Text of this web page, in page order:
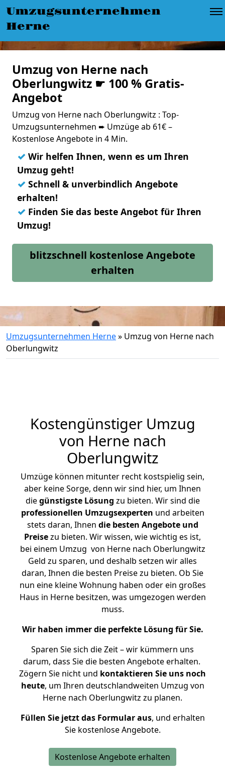
Umzugsunternehmen
Herne
Umzug von Herne nach
Oberlungwitz ☛ 100 % Gratis-
Angebot
Umzug von Herne nach Oberlungwitz : Top-
Umzugsunternehmen ➨ Umzüge ab 61€ –
Kostenlose Angebote in 4 Min.
✓ Wir helfen Ihnen, wenn es um Ihren
Umzug geht!
✓ Schnell & unverbindlich Angebote
erhalten!
✓ Finden Sie das beste Angebot für Ihren
Umzug!
blitzschnell kostenlose Angebote
erhalten
Umzugsunternehmen Herne» Umzug von Herne nach
Oberlungwitz
Kostengünstiger Umzug
von Herne nach
Oberlungwitz
Umzüge können mitunter recht kostspielig sein,
aber keine Sorge, denn wir sind hier, um Ihnen
diegünstigste Lösung zu bieten. Wir sind die
professionellen Umzugsexperten und arbeiten
stets daran, Ihnen die besten Angebote und
Preisezu bieten. Wir wissen, wie wichtig es ist,
bei einem Umzug von Herne nach Oberlungwitz
Geld zu sparen, und deshalb setzen wir alles
daran, Ihnen die besten Preise zu bieten. Ob Sie
nun eine kleine Wohnung haben oder ein großes
Haus in Herne besitzen, was umgezogen werden
muss.
Wir haben immer die perfekte Lösung für Sie.
Sparen Sie sich die Zeit – wir kümmern uns
darum, dass Sie die besten Angebote erhalten.
Zögern Sie nicht und kontaktieren Sie uns noch
heute, um Ihren deutschlandweiten Umzug von
Herne nach Oberlungwitz zu planen.
Füllen Sie jetzt das Formular aus, und erhalten
Sie kostenlose Angebote.
Kostenlose Angebote erhalten